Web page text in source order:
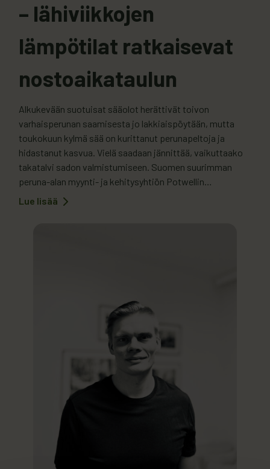
– lähiviikkojen
lämpötilat ratkaisevat
nostoaikataulun
Alkukevään suotuisat sääolot herättivät toivon
varhaisperunan saamisesta jo lakkiaispöytään, mutta
toukokuun kylmä sää on kurittanut perunapeltoja ja
hidastanut kasvua. Vielä saadaan jännittää, vaikuttaako
takatalvi sadon valmistumiseen. Suomen suurimman
peruna-alan myynti- ja kehitysyhtiön Potwellin
toimitusjohtaja Tero Oinosen mukaan kevät käynnistyi
Lue lisää
: